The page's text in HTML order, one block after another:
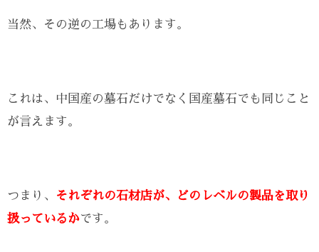
当然、その逆の工場もあります。
これは、中国産の墓石だけでなく国産墓石でも同じこと
が言えます。
つまり、
それぞれの石材店が、どのレベルの製品を取り
扱っているかです。